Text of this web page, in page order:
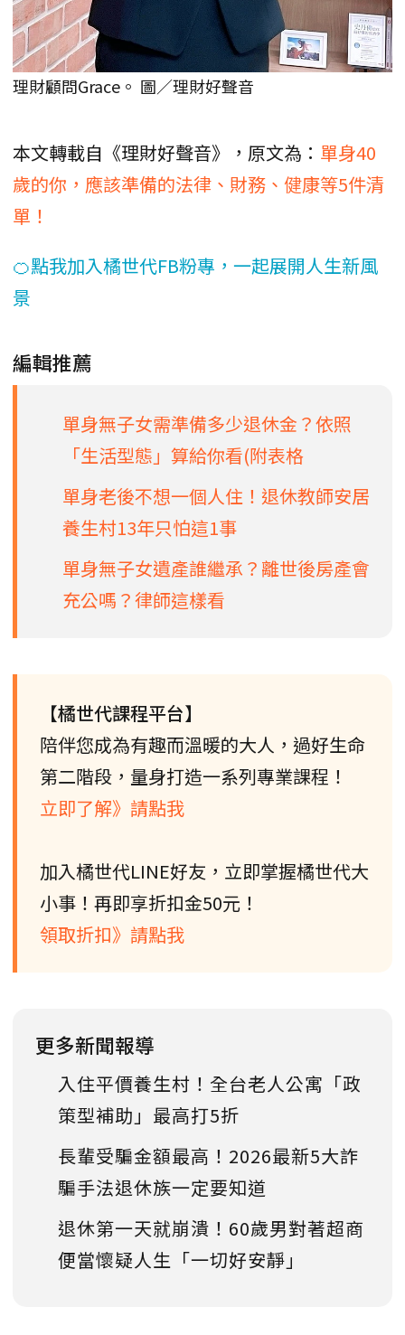
理財顧問Grace。 圖／理財好聲音
本文轉載自《理財好聲音》，原文為： 單身40
歲的你，應該準備的法律、財務、健康等5件清
單！
🍊點我加入橘世代FB粉專，一起展開人生新風
景
編輯推薦
單身無子女需準備多少退休金？依照
「生活型態」算給你看(附表格
單身老後不想一個人住！退休教師安居
養生村13年只怕這1事
單身無子女遺產誰繼承？離世後房產會
充公嗎？律師這樣看
【橘世代課程平台】
陪伴您成為有趣而溫暖的大人，過好生命
第二階段，量身打造一系列專業課程！
立即了解》請點我
加入橘世代LINE好友，立即掌握橘世代大
小事！再即享折扣金50元！
領取折扣》請點我
更多新聞報導
入住平價養生村！全台老人公寓「政
策型補助」最高打5折
長輩受騙金額最高！2026最新5大詐
騙手法退休族一定要知道
退休第一天就崩潰！60歲男對著超商
便當懷疑人生「一切好安靜」